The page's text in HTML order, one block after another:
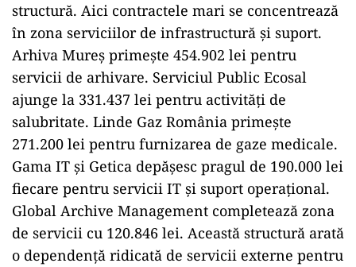
structură. Aici contractele mari se concentrează
în zona serviciilor de infrastructură și suport.
Arhiva Mureș primește 454.902 lei pentru
servicii de arhivare. Serviciul Public Ecosal
ajunge la 331.437 lei pentru activități de
salubritate. Linde Gaz România primește
271.200 lei pentru furnizarea de gaze medicale.
Gama IT și Getica depășesc pragul de 190.000 lei
fiecare pentru servicii IT și suport operațional.
Global Archive Management completează zona
de servicii cu 120.846 lei. Această structură arată
o dependență ridicată de servicii externe pentru